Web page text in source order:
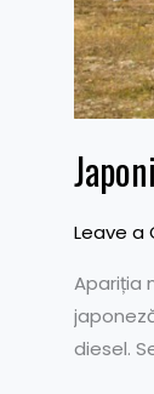
Leave a
Apariția
diesel.